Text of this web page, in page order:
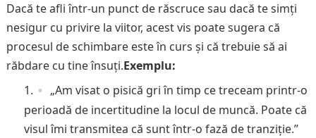
Dacă te afli într-un punct de răscruce sau dacă te simți
nesigur cu privire la viitor, acest vis poate sugera că
procesul de schimbare este în curs și că trebuie să ai
răbdare cu tine însuți.Exemplu:
„Am visat o pisică gri în timp ce treceam printr-o
perioadă de incertitudine la locul de muncă. Poate că
visul îmi transmitea că sunt într-o fază de tranziție.”